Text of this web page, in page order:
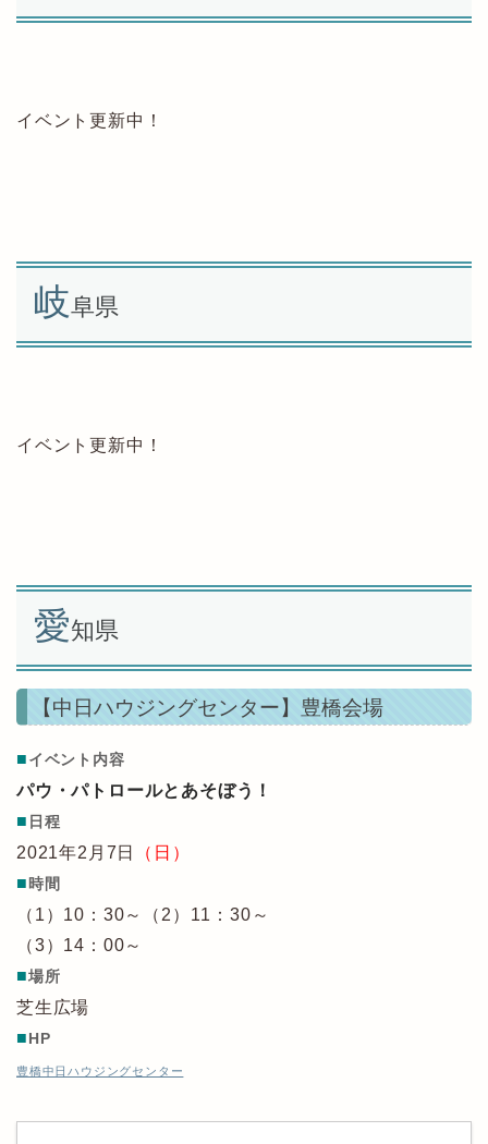
イベント更新中！
岐阜県
イベント更新中！
愛知県
【中日ハウジングセンター】豊橋会場
■イベント内容
パウ・パトロールとあそぼう！
■ 日程
2021年2月7日
（日）
■時間
（1）10：30～（2）11：30～
（3）14：00～
■場所
芝生広場
■HP
豊橋中日ハウジングセンター